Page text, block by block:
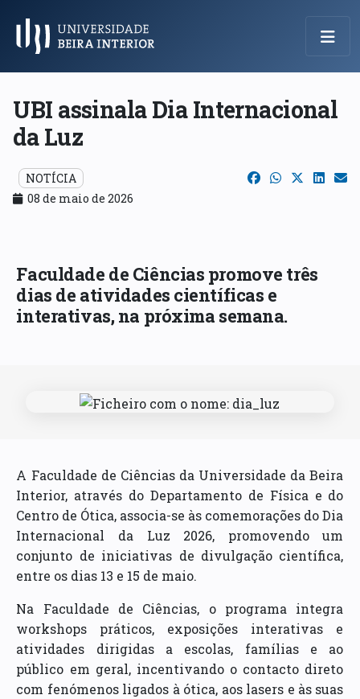
Menu Principal
UBI assinala Dia Internacional
da Luz
NOTÍCIA
08 de maio de 2026
Faculdade de Ciências promove três
dias de atividades científicas e
interativas, na próxima semana.
A Faculdade de Ciências da Universidade da Beira
Interior, através do Departamento de Física e do
Centro de Ótica, associa-se às comemorações do Dia
Internacional da Luz 2026, promovendo um
conjunto de iniciativas de divulgação científica,
entre os dias 13 e 15 de maio.
Na Faculdade de Ciências, o programa integra
workshops práticos, exposições interativas e
atividades dirigidas a escolas, famílias e ao
público em geral, incentivando o contacto direto
com fenómenos ligados à ótica, aos lasers e às suas